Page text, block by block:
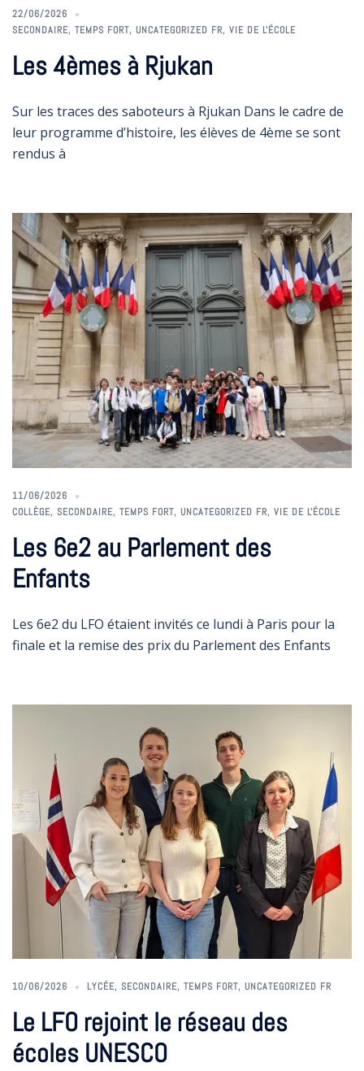
22/06/2026
SECONDAIRE, TEMPS FORT, UNCATEGORIZED FR, VIE DE L'ÉCOLE
Les 4èmes à Rjukan
Sur les traces des saboteurs à Rjukan Dans le cadre de
leur programme d’histoire, les élèves de 4ème se sont
rendus à
11/06/2026
COLLÈGE, SECONDAIRE, TEMPS FORT, UNCATEGORIZED FR, VIE DE L'ÉCOLE
Les 6e2 au Parlement des
Enfants
Les 6e2 du LFO étaient invités ce lundi à Paris pour la
finale et la remise des prix du Parlement des Enfants
10/06/2026 LYCÉE, SECONDAIRE, TEMPS FORT, UNCATEGORIZED FR
Le LFO rejoint le réseau des
écoles UNESCO